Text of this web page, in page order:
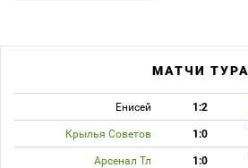
МАТЧИ ТУРА
Енисей 1:2
Крылья Советов 1:0
Арсенал Тл 1:0